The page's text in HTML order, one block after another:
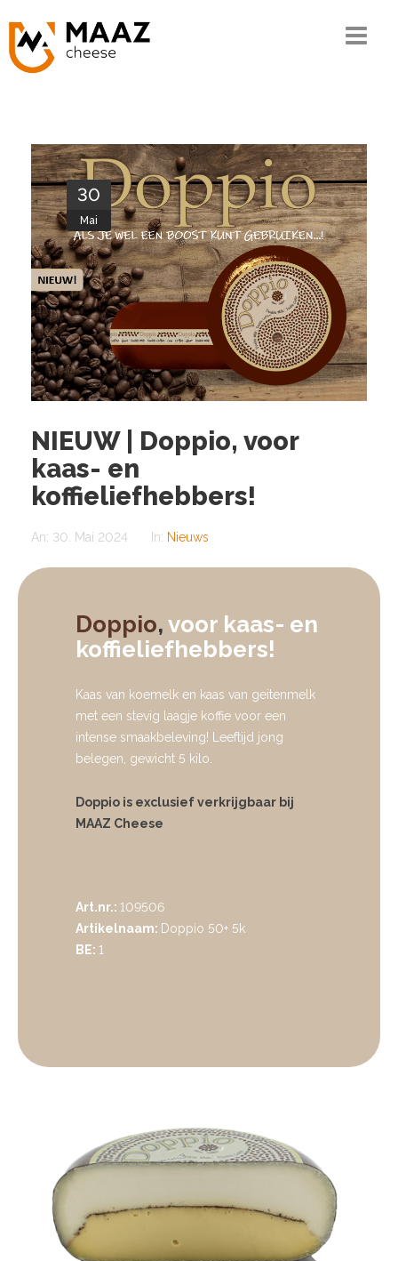
Unser Wissen
Die Kette
Unser Sortiment
Qualität und CSR
Kontakt
Bestellen
30
Mai
NIEUW | Doppio, voor
kaas- en
koffieliefhebbers!
An: 30. Mai 2024 In: Nieuws
Doppio, voor kaas- en
koffieliefhebbers!
Kaas van koemelk en kaas van geitenmelk
met een stevig laagje koffie voor een
intense smaakbeleving! Leeftijd jong
belegen, gewicht 5 kilo.
Doppio is exclusief verkrijgbaar bij
MAAZ Cheese
Art.nr.: 109506
Artikelnaam: Doppio 50+ 5k
BE: 1